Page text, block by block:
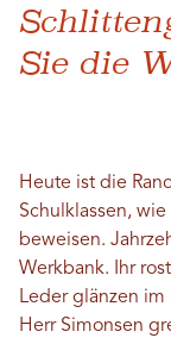
Sie die
Heute ist die
Schulklassen,
beweisen.
Werkbank. Ihr
Leder glänzen
Herr Simonsen